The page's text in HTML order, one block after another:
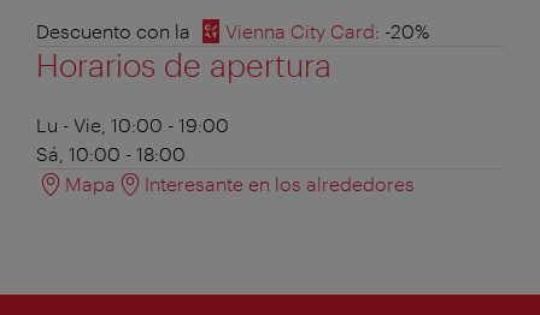
Descuento con la Vienna City Card: -20%
Horarios de apertura
Lu - Vie, 10:00 - 19:00
Sá, 10:00 - 18:00
Mapa
Interesante en los alrededores